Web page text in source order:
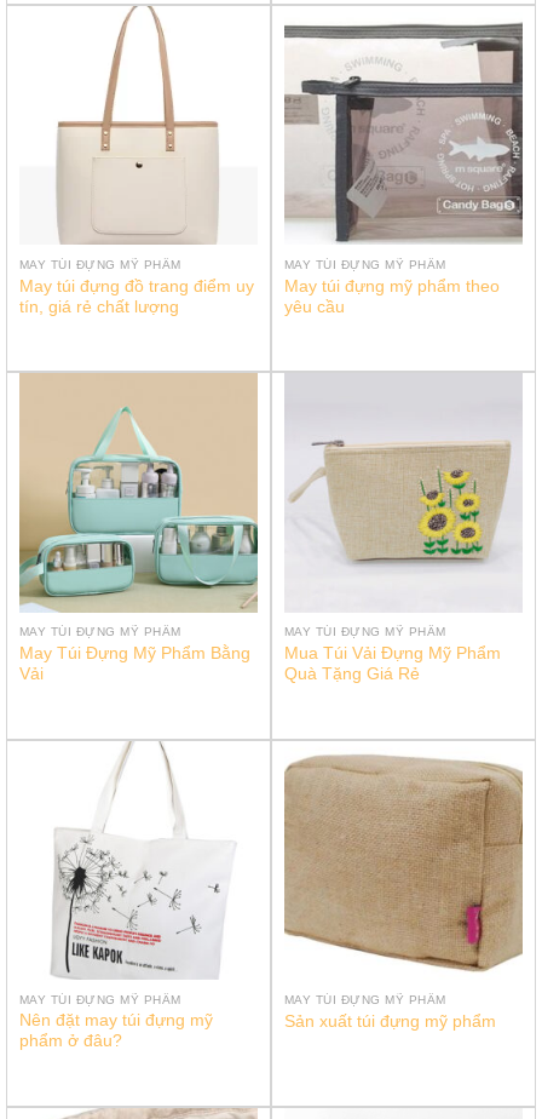
MAY TÚI ĐỰNG MỸ PHẨM
May túi đựng đồ trang điểm uy
tín, giá rẻ chất lượng
MAY TÚI ĐỰNG MỸ PHẨM
May túi đựng mỹ phẩm theo
yêu cầu
MAY TÚI ĐỰNG MỸ PHẨM
May Túi Đựng Mỹ Phẩm Bằng
Vải
MAY TÚI ĐỰNG MỸ PHẨM
Mua Túi Vải Đựng Mỹ Phẩm
Quà Tặng Giá Rẻ
MAY TÚI ĐỰNG MỸ PHẨM
Nên đặt may túi đựng mỹ
phẩm ở đâu?
MAY TÚI ĐỰNG MỸ PHẨM
Sản xuất túi đựng mỹ phẩm